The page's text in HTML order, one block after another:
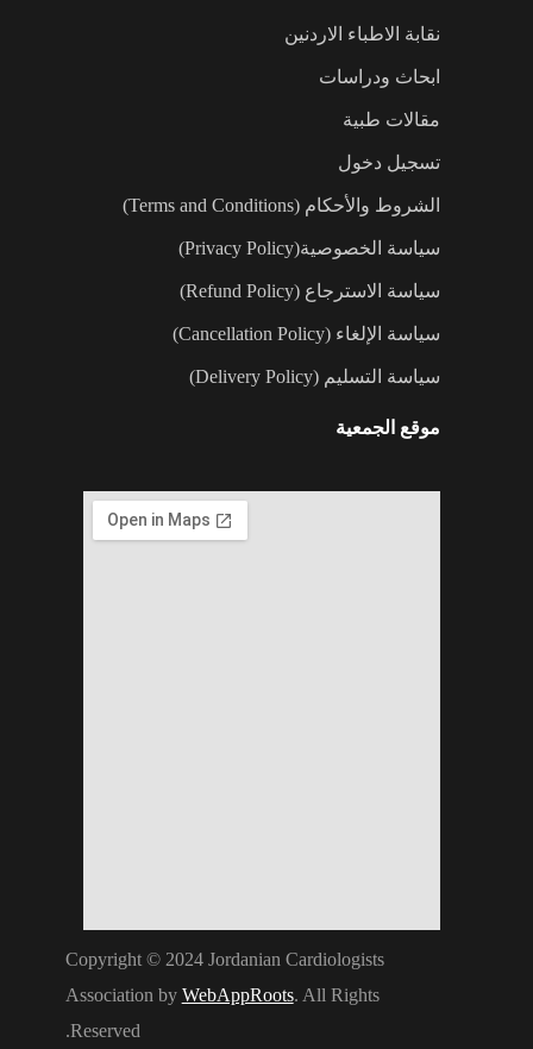
نقابة الاطباء الاردنين
ابحاث ودراسات
مقالات طبية
تسجيل دخول
الشروط والأحكام (Terms and Conditions)
سياسة الخصوصية(Privacy Policy)
سياسة الاسترجاع (Refund Policy)
سياسة الإلغاء (Cancellation Policy)
سياسة التسليم (Delivery Policy)
موقع الجمعية
Copyright © 2024 Jordanian Cardiologists
Association by WebAppRoots. All Rights
Reserved.